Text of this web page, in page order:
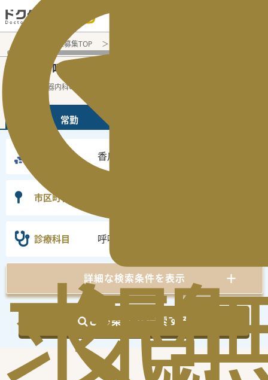
求
気
閲
医師転職・求人募集TOP
香川県 の呼吸器内科
香川県の呼吸器内科の常勤の医師求人の検
常勤
香川県
市区町村
診療科目 呼吸器内科
詳細な検索条件を表示
この条件で検索する